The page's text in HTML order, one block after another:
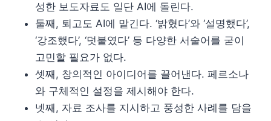
성한 보도자료도 일단 AI에 돌린다.
둘째, 퇴고도 AI에 맡긴다. ‘밝혔다’와 ‘설명했다’,
‘강조했다’, ‘덧붙였다’ 등 다양한 서술어를 굳이
고민할 필요가 없다.
셋째, 창의적인 아이디어를 끌어낸다. 페르소나
와 구체적인 설정을 제시해야 한다.
넷째, 자료 조사를 지시하고 풍성한 사례를 담을